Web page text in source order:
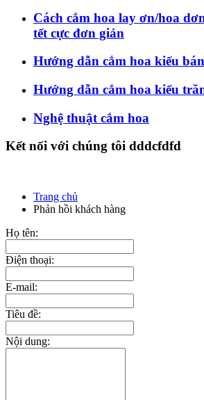
Cách cắm hoa lay ơn/hoa
tết cực đơn giản
Hướng dẫn cắm hoa kiểu
Hướng dẫn cắm hoa kiểu
Nghệ thuật cắm hoa
Kết nối với chúng tôi dddcfdfd
Trang chủ
Phản hồi khách hàng
Họ tên:
Điện thoại:
E-mail:
Tiêu đề:
Nội dung: